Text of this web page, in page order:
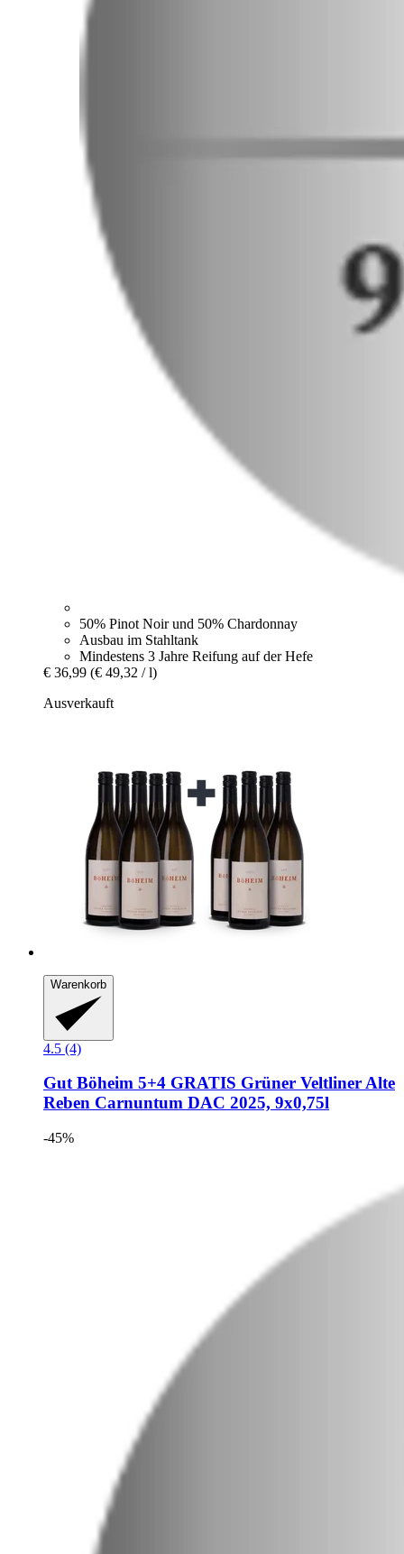
50% Pinot Noir und 50% Chardonnay
Ausbau im Stahltank
Mindestens 3 Jahre Reifung auf der Hefe
€ 36,99 (€ 49,32 / l)
Ausverkauft
Warenkorb
4.5 (4)
Gut Böheim 5+4 GRATIS Grüner Veltliner Alte
Reben Carnuntum DAC 2025, 9x0,75l
-45%